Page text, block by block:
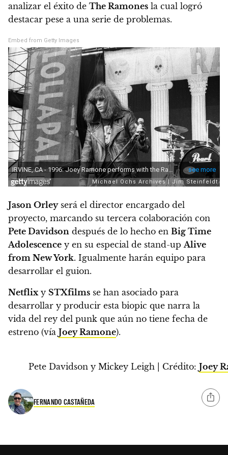
analizar el éxito de The Ramones la cual logró
destacar pese a una serie de problemas.
Embed from Getty Images
Jason Orleyserá el director encargado del
proyecto, marcando su tercera colaboración con
Pete Davidson después de lo hecho en Big Time
Adolescence y en su especial de stand-upAlive
from New York. Igualmente harán equipo para
desarrollar el guion.
Netflixy STXfilms se han asociado para
desarrollar y producir esta biopic que narra la
vida del rey del punk que aún no tiene fecha de
estreno (vía Joey Ramone).
Pete Davidson y Mickey Leigh | Crédito: Joey
FERNANDO CASTAÑEDA